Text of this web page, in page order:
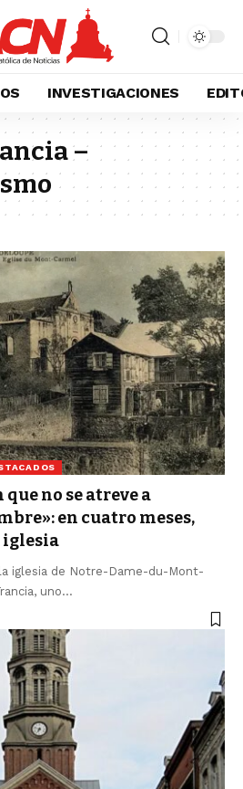
INVESTIGACIONES
–
no se atreve a
en cuatro meses,
iglesia
iglesia de Notre-Dame-du-Mont-
uno…